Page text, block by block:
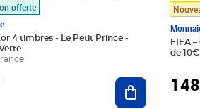
offerte
4 timbres - Le Petit Prince -
Ajouter au
FIFA
de
148